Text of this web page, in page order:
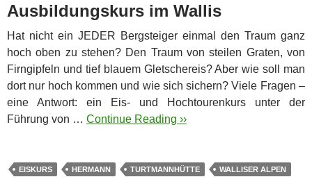
Ausbildungskurs im Wallis
Hat nicht ein JEDER Bergsteiger einmal den Traum ganz
hoch oben zu stehen? Den Traum von steilen Graten, von
Firngipfeln und tief blauem Gletschereis? Aber wie soll man
dort nur hoch kommen und wie sich sichern? Viele Fragen –
eine Antwort: ein Eis- und Hochtourenkurs unter der
Führung von … Continue Reading ››
EISKURS HERMANN TURTMANNHÜTTE WALLISER ALPEN